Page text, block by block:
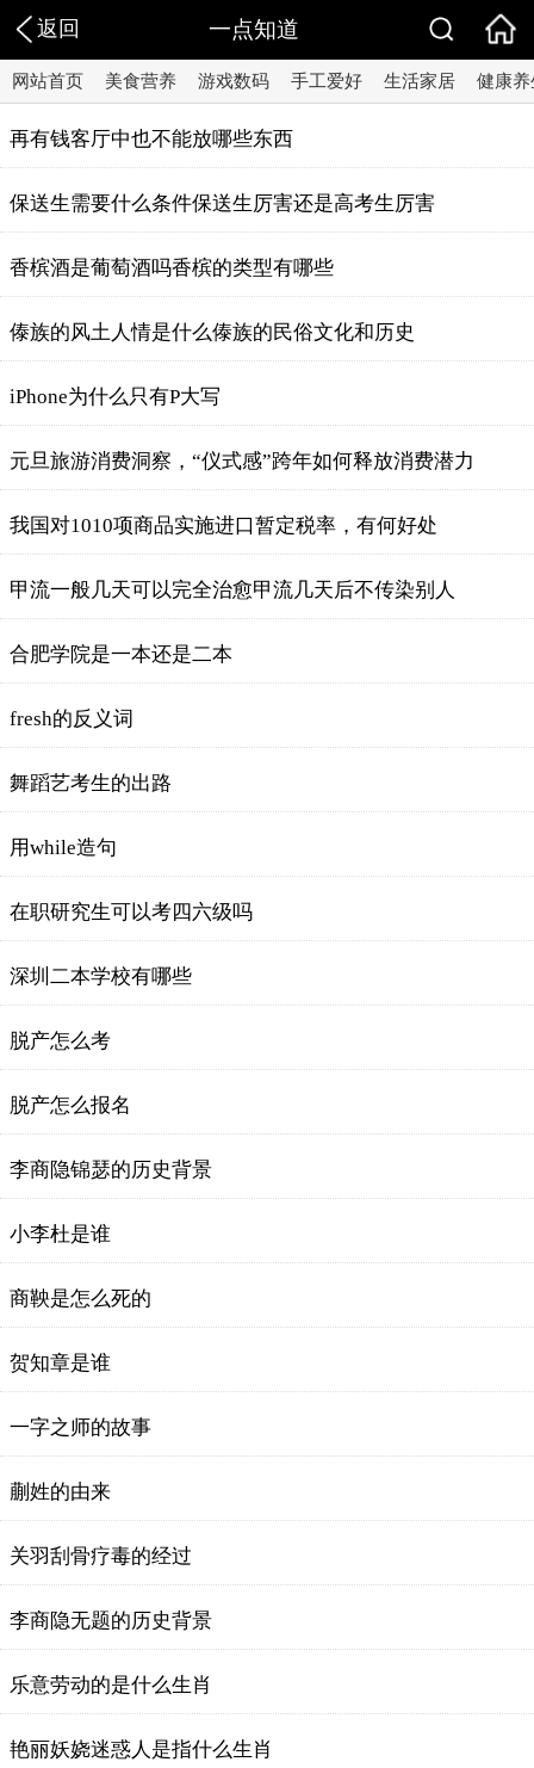
返回 一点知道
网站首页 美食营养 游戏数码 手工爱好 生活家居 健康养
再有钱客厅中也不能放哪些东西
保送生需要什么条件保送生厉害还是高考生厉害
香槟酒是葡萄酒吗香槟的类型有哪些
傣族的风土人情是什么傣族的民俗文化和历史
iPhone为什么只有P大写
元旦旅游消费洞察，“仪式感”跨年如何释放消费潜力
​我国对1010项商品实施进口暂定税率，有何好处
​甲流一般几天可以完全治愈甲流几天后不传染别人
合肥学院是一本还是二本
fresh的反义词
舞蹈艺考生的出路
用while造句
在职研究生可以考四六级吗
深圳二本学校有哪些
脱产怎么考
脱产怎么报名
李商隐锦瑟的历史背景
小李杜是谁
商鞅是怎么死的
贺知章是谁
一字之师的故事
蒯姓的由来
关羽刮骨疗毒的经过
李商隐无题的历史背景
乐意劳动的是什么生肖
艳丽妖娆迷惑人是指什么生肖